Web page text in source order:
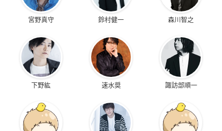
宮野真守 鈴村健一 森川智之
下野紘 速水奨 諏訪部順一